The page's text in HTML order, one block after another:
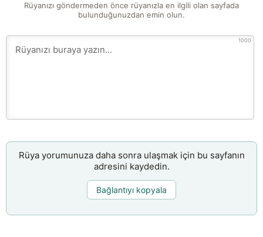
Rüyanızı göndermeden önce rüyanızla en ilgili olan sayfada
bulunduğunuzdan emin olun.
1000
Rüya yorumunuza daha sonra ulaşmak için bu sayfanın
adresini kaydedin.
Bağlantıyı kopyala